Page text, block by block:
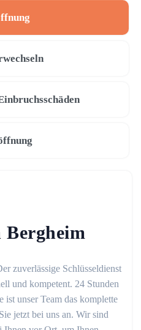
zuverlässige Schlüsseldienst
und kompetent. 24 Stunden
ist unser Team das komplette
jetzt bei uns an. Wir sind